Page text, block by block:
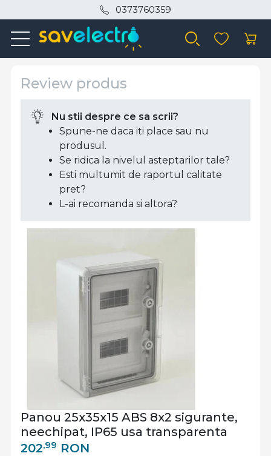
0373760359
Review produs
Panou 25x35x15 ABS 8x2 sigurante,
neechipat, IP65 usa transparenta
202,99 RON
Nu stii despre ce sa scrii?
Spune-ne daca iti place sau nu
produsul.
Se ridica la nivelul asteptarilor tale?
Esti multumit de raportul calitate
pret?
L-ai recomanda si altora?